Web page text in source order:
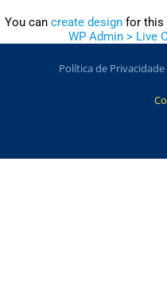
You can create designfor this
WP Admin > Live
Política de Privacidade